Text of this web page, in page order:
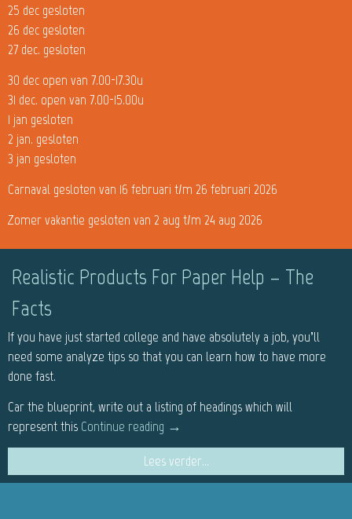
25 dec gesloten
26 dec gesloten
27 dec. gesloten
30 dec open van 7.00-17.30u
31 dec. open van 7.00-15.00u
1 jan gesloten
2 jan. gesloten
3 jan gesloten
Carnaval gesloten van 16 februari t/m 26 februari 2026
Zomer vakantie gesloten van 2 aug t/m 24 aug 2026
Realistic Products For Paper Help – The
Facts
If you have just started college and have absolutely a job, you’ll
need some analyze tips so that you can learn how to have more
done fast.
Car the blueprint, write out a listing of headings which will
represent this Continue reading →
Lees verder...